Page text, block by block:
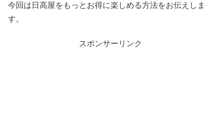
今回は日高屋をもっとお得に楽しめる方法をお伝えしま
す。
スポンサーリンク